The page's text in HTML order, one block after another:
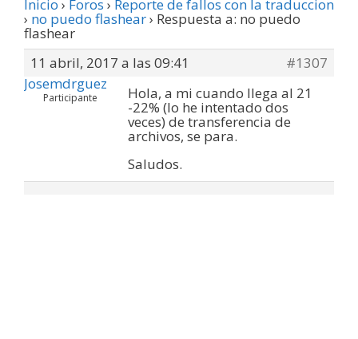
Inicio › Foros › Reporte de fallos con la traduccion
› no puedo flashear› Respuesta a: no puedo
flashear
11 abril, 2017 a las 09:41
#1307
Josemdrguez
Participante Hola, a mi cuando llega al 21
-22% (lo he intentado dos
veces) de transferencia de
archivos, se para.
Saludos.